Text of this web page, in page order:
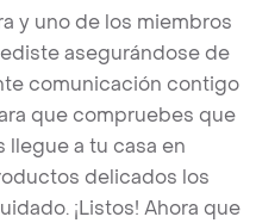
y uno de los miembros
asegurándose de
comunicación contigo
que compruebes que
llegue a tu casa en
delicados los
¡Listos! Ahora que